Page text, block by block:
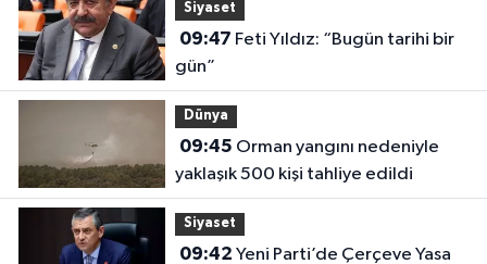
Siyaset
09:47
gün”
Dünya
09:45
yaklaşık 500 kişi tahliye edildi
Siyaset
09:42